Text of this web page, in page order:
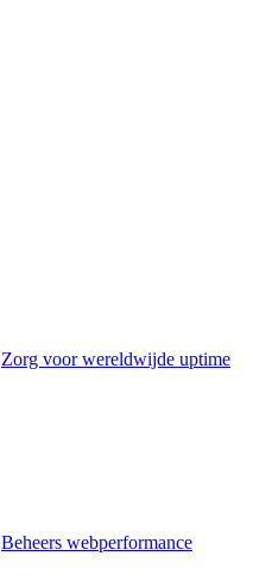
Zorg voor wereldwijde uptime
Beheers webperformance